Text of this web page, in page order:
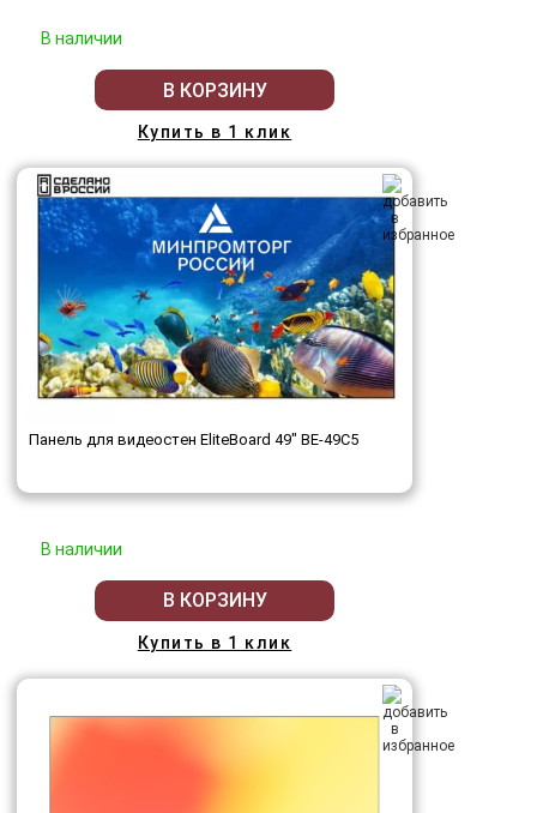
В наличии
В КОРЗИНУ
Купить в 1 клик
Панель для видеостен EliteBoard 49" BE-49C5
В наличии
В КОРЗИНУ
Купить в 1 клик